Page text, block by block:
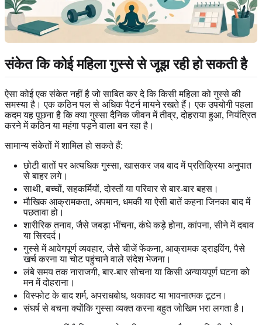
संकेत कि कोई महिला गुस्से से जूझ रही हो सकती है
ऐसा कोई एक संकेत नहीं है जो साबित कर दे कि किसी महिला को गुस्से की
समस्या है। एक कठिन पल से अधिक पैटर्न मायने रखते हैं। एक उपयोगी पहला
कदम यह पूछना है कि क्या गुस्सा दैनिक जीवन में तीव्र, दोहराया हुआ, नियंत्रित
करने में कठिन या महंगा पड़ने वाला बन रहा है।
सामान्य संकेतों में शामिल हो सकते हैं:
छोटी बातों पर अत्यधिक गुस्सा, खासकर जब बाद में प्रतिक्रिया अनुपात
से बाहर लगे।
साथी, बच्चों, सहकर्मियों, दोस्तों या परिवार से बार-बार बहस।
मौखिक आक्रामकता, अपमान, धमकी या ऐसी बातें कहना जिनका बाद में
पछतावा हो।
शारीरिक तनाव, जैसे जबड़ा भींचना, कंधे कड़े होना, कांपना, सीने में दबाव
या सिरदर्द।
गुस्से में आवेगपूर्ण व्यवहार, जैसे चीजें फेंकना, आक्रामक ड्राइविंग, पैसे
खर्च करना या चोट पहुंचाने वाले संदेश भेजना।
लंबे समय तक नाराजगी, बार-बार सोचना या किसी अन्यायपूर्ण घटना को
मन में दोहराना।
विस्फोट के बाद शर्म, अपराधबोध, थकावट या भावनात्मक टूटन।
संघर्ष से बचना क्योंकि गुस्सा व्यक्त करना बहुत जोखिम भरा लगता है।